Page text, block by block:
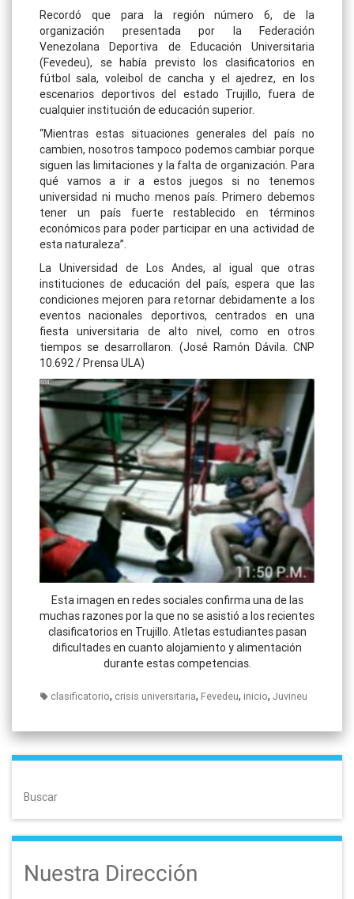
Recordó que para la región número 6, de la
organización presentada por la Federación
Venezolana Deportiva de Educación Universitaria
(Fevedeu), se había previsto los clasificatorios en
fútbol sala, voleibol de cancha y el ajedrez, en los
escenarios deportivos del estado Trujillo, fuera de
cualquier institución de educación superior.
“Mientras estas situaciones generales del país no
cambien, nosotros tampoco podemos cambiar porque
siguen las limitaciones y la falta de organización. Para
qué vamos a ir a estos juegos si no tenemos
universidad ni mucho menos país. Primero debemos
tener un país fuerte restablecido en términos
económicos para poder participar en una actividad de
esta naturaleza”.
La Universidad de Los Andes, al igual que otras
instituciones de educación del país, espera que las
condiciones mejoren para retornar debidamente a los
eventos nacionales deportivos, centrados en una
fiesta universitaria de alto nivel, como en otros
tiempos se desarrollaron. (José Ramón Dávila. CNP
10.692 / Prensa ULA)
Esta imagen en redes sociales confirma una de las
muchas razones por la que no se asistió a los recientes
clasificatorios en Trujillo. Atletas estudiantes pasan
dificultades en cuanto alojamiento y alimentación
durante estas competencias.
clasificatorio, crisis universitaria, Fevedeu, inicio, Juvineu
Buscar
Nuestra Dirección